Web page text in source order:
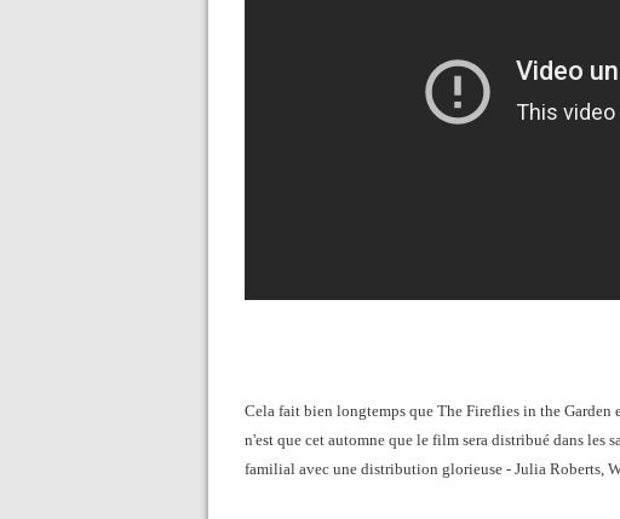
Cela fait bien longtemps que The Fireflies in the Garden
n'est que cet automne que le film sera distribué dans les
familial avec une distribution glorieuse - Julia Roberts,